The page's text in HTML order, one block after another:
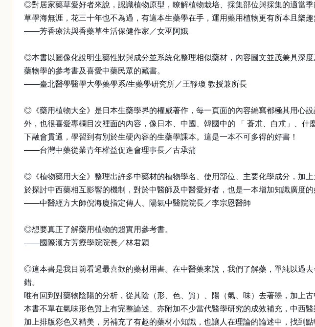
◎對居家藥草愛好者來說，認識植物原型，瞭解植物栽培、採集部位與採集的適當
草學海無涯，花三十年也不為過，有這本生藥學在手，運用藥用植物更有所本且樂趣
——芳香療法與香藥草生活保健作家／女巫阿娥
◎本書以圖像化說明生藥性狀與成分並系統化整理相似藥材，內容圖文並茂兼具深
藥物學的參考書及喜愛中藥民眾的藏書。
——臺北醫學醫學大學藥學系/生藥學研究所／王靜瓊 教授兼所長
◎《藥用植物大全》是日本生藥學界的權威著作，每一頁面的內容編寫都極其用心
外，也很喜愛專欄目次裡面的內容，像日本、中國、韓國中的 「 蒼朮、白朮」、
下融會貫通，學習到有別於生硬內容的生藥學課本。這是一本不可多得的好書！
——台灣中藥從業青年權益促進會理事長／古承蒲
◎《植物藥用大全》整理出許多中藥材的植物學名、使用部位、主要化學成分，加
於探討中西藥相互影響的機制，對於中醫師及中醫愛好者，也是一本增加知識廣度的
——中醫經方大師倪海廈指定傳人、陽氣中醫院院長／李宗恩醫師
◎想要真正了解藥用植物的超實用參考書。
——國際漢方芳療學院院長／林君穎
◎這本書是我目前看過最喜歡的藥材用書。在中醫藥來說，我們了解藥，單純以過
錯。
唯有回到對藥物陰陽的分析，從其陰（形、色、質）、陽（氣、味）去著墨，加上
本書不單在氣味形色質上有完整論述、亦附加不少當代醫學研究的成效補充，中西
加上排版彩色又精美，另補充了有趣的藥材小知識，也讓人在理論的論述中，找到